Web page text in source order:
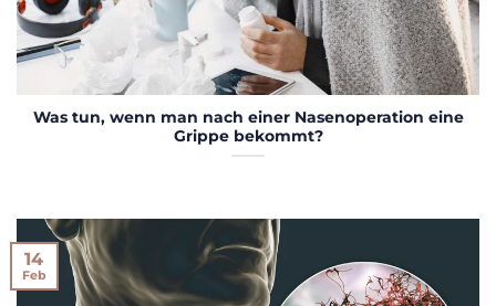
Was tun, wenn man nach einer Nasenoperation eine
Grippe bekommt?
14
Feb